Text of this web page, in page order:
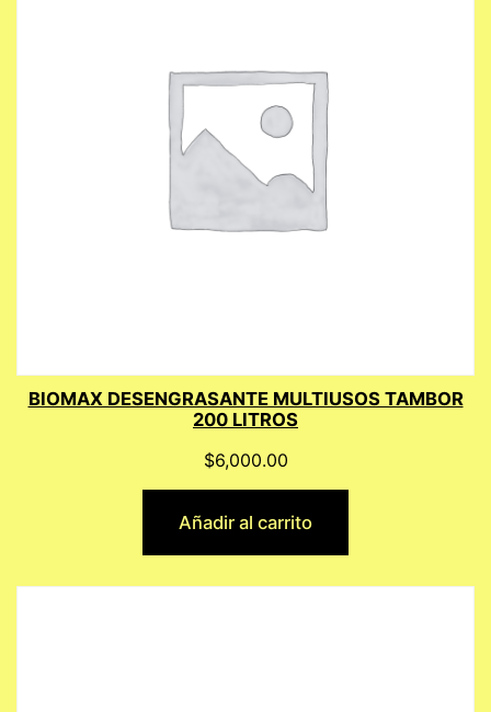
BIOMAX DESENGRASANTE MULTIUSOS TAMBOR
200 LITROS
$6,000.00
Añadir al carrito